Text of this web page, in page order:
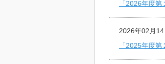
「2026年度
2026年02月14
「2025年度